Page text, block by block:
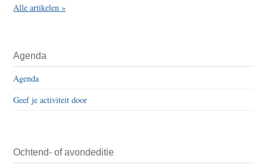
Alle artikelen »
Agenda
Agenda
Geef je activiteit door
Ochtend- of avondeditie